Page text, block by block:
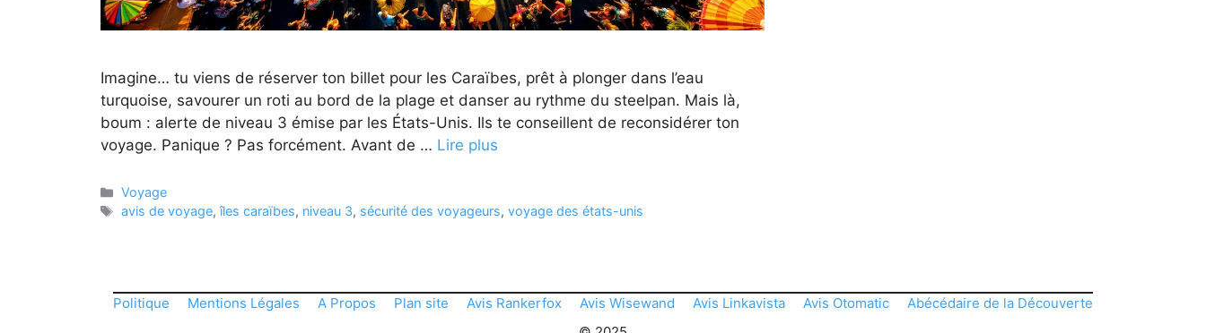
Imagine… tu viens de réserver ton billet pour les Caraïbes, prêt à plonger dans l’eau
turquoise, savourer un roti au bord de la plage et danser au rythme du steelpan. Mais là,
boum : alerte de niveau 3 émise par les États-Unis. Ils te conseillent de reconsidérer ton
voyage. Panique ? Pas forcément. Avant de … Lire plus
Catégories
Voyage
Étiquettes
avis de voyage,îles caraïbes, niveau 3, sécurité des voyageurs,voyage des états-unis
Politique Mentions Légales A Propos Plan site Avis Rankerfox Avis Wisewand Avis Linkavista Avis Otomatic
Abécédaire de la Découverte